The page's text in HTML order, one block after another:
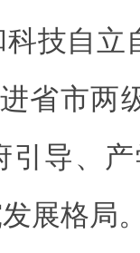
技自立
省市两
引导、
展格局